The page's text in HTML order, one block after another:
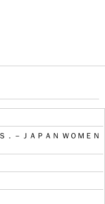
．－ＪＡＰＡＮ ＷＯＭＥＮ